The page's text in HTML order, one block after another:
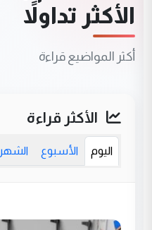
الأكثر تداولاً
أكثر المواضيع قراءة
الأكثر قراءة
اليوم الأسبوع الشهر